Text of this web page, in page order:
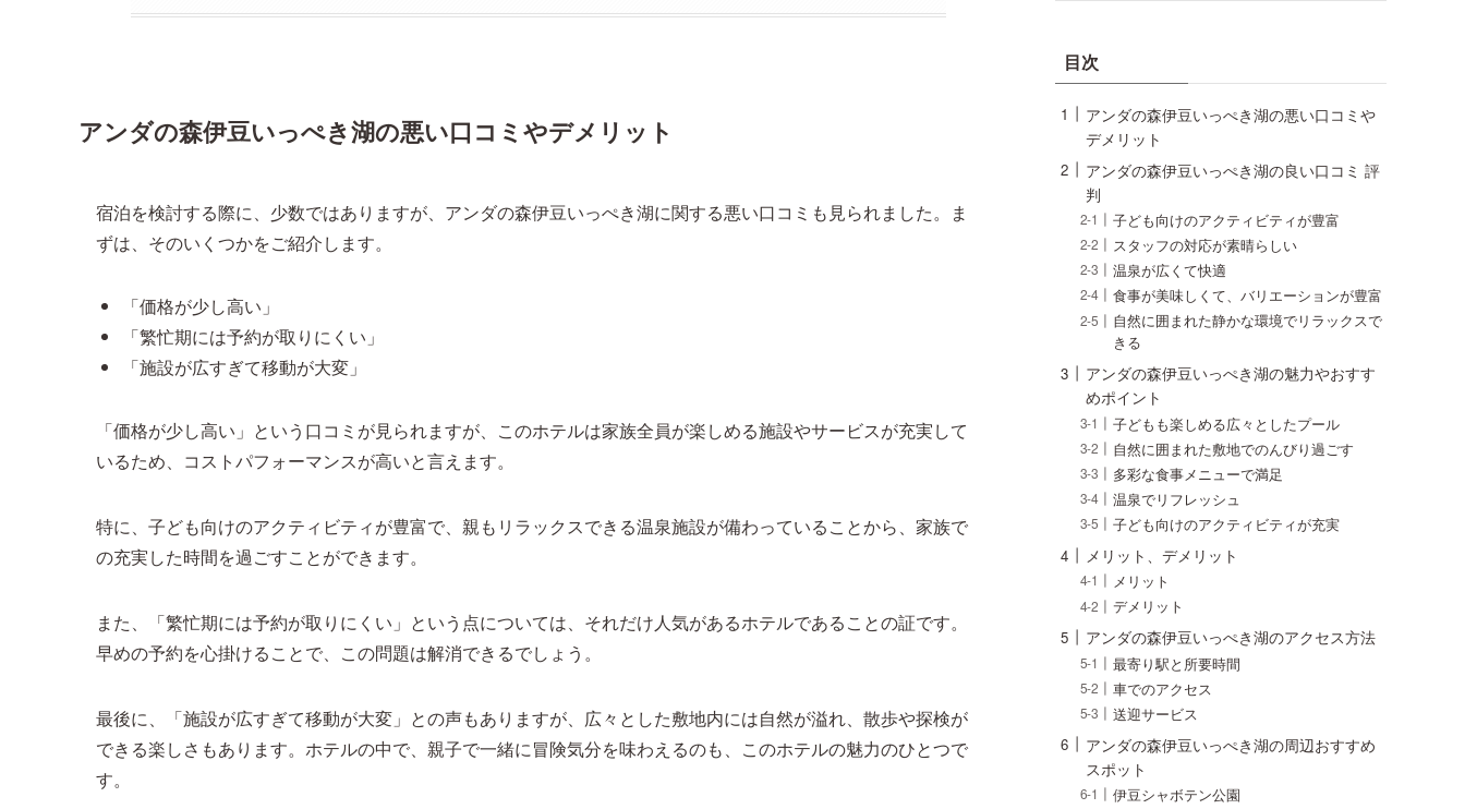
アンダの森伊豆いっぺき湖の悪い口コミやデメリット
宿泊を検討する際に、少数ではありますが、アンダの森伊豆いっぺき湖に関する悪い口コミも見られました。ま
ずは、そのいくつかをご紹介します。
「価格が少し高い」
「繁忙期には予約が取りにくい」
「施設が広すぎて移動が大変」
「価格が少し高い」という口コミが見られますが、このホテルは家族全員が楽しめる施設やサービスが充実して
いるため、コストパフォーマンスが高いと言えます。
特に、子ども向けのアクティビティが豊富で、親もリラックスできる温泉施設が備わっていることから、家族で
の充実した時間を過ごすことができます。
また、「繁忙期には予約が取りにくい」という点については、それだけ人気があるホテルであることの証です。
早めの予約を心掛けることで、この問題は解消できるでしょう。
最後に、「施設が広すぎて移動が大変」との声もありますが、広々とした敷地内には自然が溢れ、散歩や探検が
できる楽しさもあります。ホテルの中で、親子で一緒に冒険気分を味わえるのも、このホテルの魅力のひとつで
す。
目次
アンダの森伊豆いっぺき湖の悪い口コミや
デメリット
アンダの森伊豆いっぺき湖の良い口コミ 評
判
子ども向けのアクティビティが豊富
スタッフの対応が素晴らしい
温泉が広くて快適
食事が美味しくて、バリエーションが豊富
自然に囲まれた静かな環境でリラックスで
きる
アンダの森伊豆いっぺき湖の魅力やおすす
めポイント
子どもも楽しめる広々としたプール
自然に囲まれた敷地でのんびり過ごす
多彩な食事メニューで満足
温泉でリフレッシュ
子ども向けのアクティビティが充実
メリット、デメリット
メリット
デメリット
アンダの森伊豆いっぺき湖のアクセス方法
最寄り駅と所要時間
車でのアクセス
送迎サービス
アンダの森伊豆いっぺき湖の周辺おすすめ
スポット
伊豆シャボテン公園